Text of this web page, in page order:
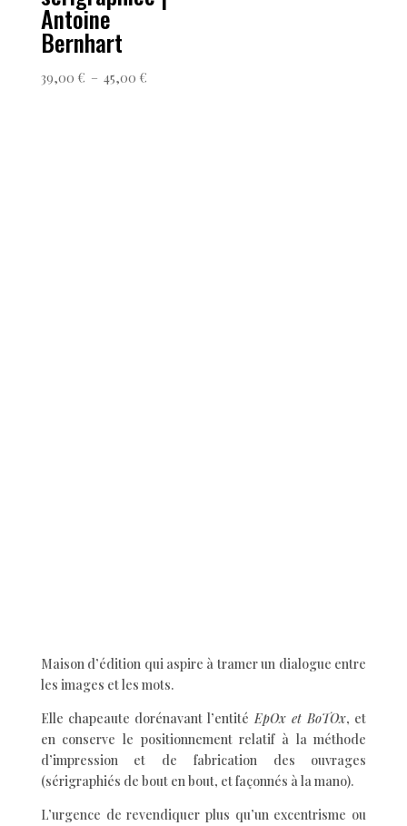
Maison d’édition qui aspire à tramer un dialogue entre
les images et les mots.
Elle chapeaute dorénavant l’entitéEpOx et BoTOx, et
en conserve le positionnement relatif à la méthode
d’impression et de fabrication des ouvrages
(sérigraphiés de bout en bout, et façonnés à la mano).
L’urgence de revendiquer plus qu’un excentrisme ou
Antoine
Bernhart
39,00 € – 45,00 €Plage